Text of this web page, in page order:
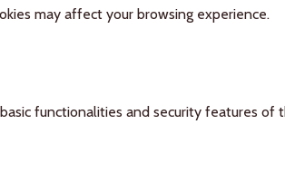
may affect your browsing experience.
functionalities and security features of